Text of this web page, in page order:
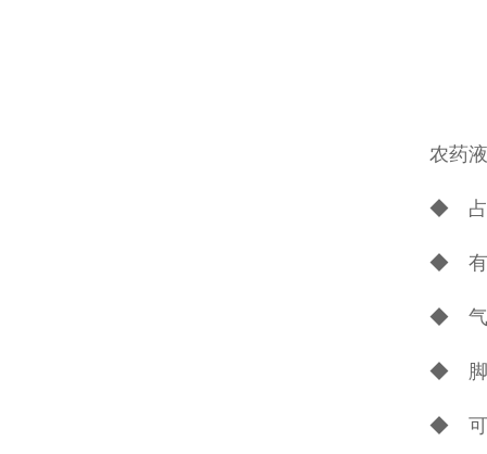
农药
◆ 占
◆ 有
◆ 气
◆ 脚
◆ 可